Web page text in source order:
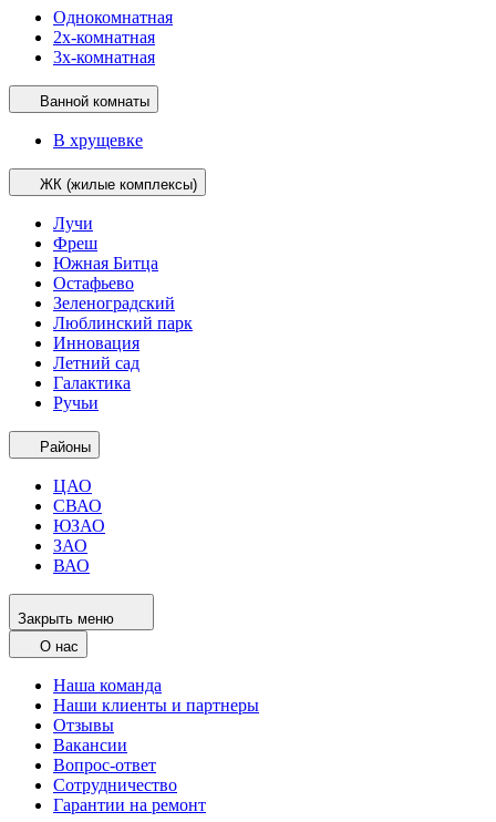
Однокомнатная
2х-комнатная
3х-комнатная
Ванной комнаты
В хрущевке
ЖК (жилые комплексы)
Лучи
Фреш
Южная Битца
Остафьево
Зеленоградский
Люблинский парк
Инновация
Летний сад
Галактика
Ручьи
Районы
ЦАО
СВАО
ЮЗАО
ЗАО
ВАО
Закрыть меню
О нас
Наша команда
Наши клиенты и партнеры
Отзывы
Вакансии
Вопрос-ответ
Сотрудничество
Гарантии на ремонт